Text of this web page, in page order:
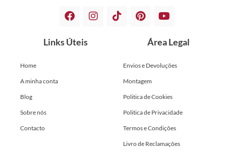
Links Úteis
Home
A minha conta
Blog
Sobre nós
Contacto
Área Legal
Envios e Devoluções
Montagem
Politica de Cookies
Politica de Privacidade
Termos e Condições
Livro de Reclamações